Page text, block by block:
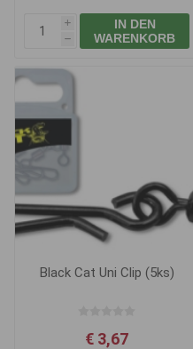
i
h
IN DEN
WARENKORB
Black Cat Uni Clip (5ks)
€ 3,67